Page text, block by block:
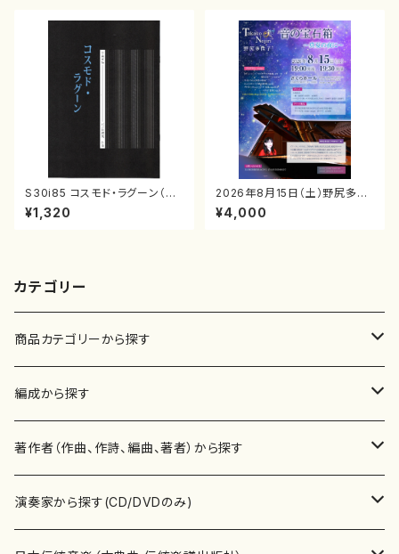
S30i85 コスモド・ラグーン（箏
2，17，三，尺/沢井比河流/楽譜）
¥1,320
2026年8月15日（土）野尻多佳
子ピアノリサイタル 音の宝石
箱チケット一般
¥4,000
カテゴリー
商品カテゴリーから探す
楽譜
書籍
書籍
テキストブック
CD・DVD
編成から探す
邦楽器
箏・琴（ソロ）
箏・琴（合奏）
合唱
著作者（作曲、作詩、編曲、著者）から探す
あ行
演奏家から探す(CD/DVDのみ)